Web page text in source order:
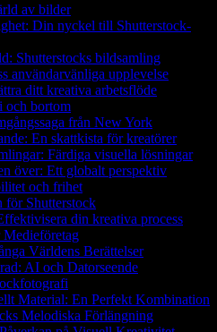
av bilder
Din nyckel till Shutterstock-
Shutterstocks bildsamling
användarvänliga upplevelse
ditt kreativa arbetsflöde
och bortom
från New York
En skattkista för kreatörer
Färdiga visuella lösningar
över: Ett globalt perspektiv
och frihet
för Shutterstock
din kreativa process
Världens Berättelser
AI och Datorseende
Material: En Perfekt Kombination
Melodiska Förlängning